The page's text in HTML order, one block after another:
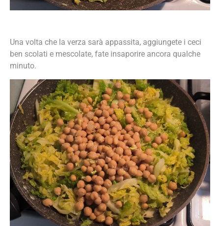
Una volta che la verza sarà appassita, aggiungete i ceci
ben scolati e mescolate, fate insaporire ancora qualche
minuto.